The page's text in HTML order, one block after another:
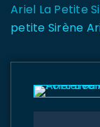
Ariel La Petite
petite Sirène